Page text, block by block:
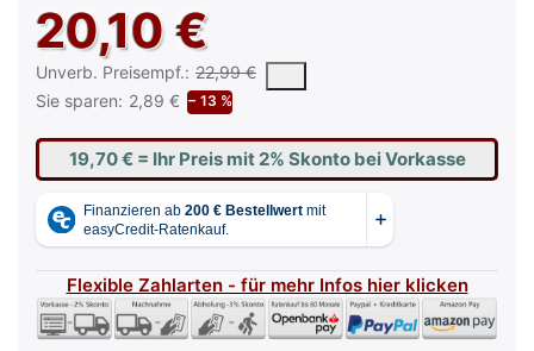
20,10 €
Unverb. Preisempf.: 22,99 €
Die UVP ist der vorgeschlagene oder empfohlene
Sie sparen: 2,89 € − 13 %
19,70 € = Ihr Preis mit 2% Skonto bei Vorkasse
Flexible Zahlarten - für mehr Infos hier klicken